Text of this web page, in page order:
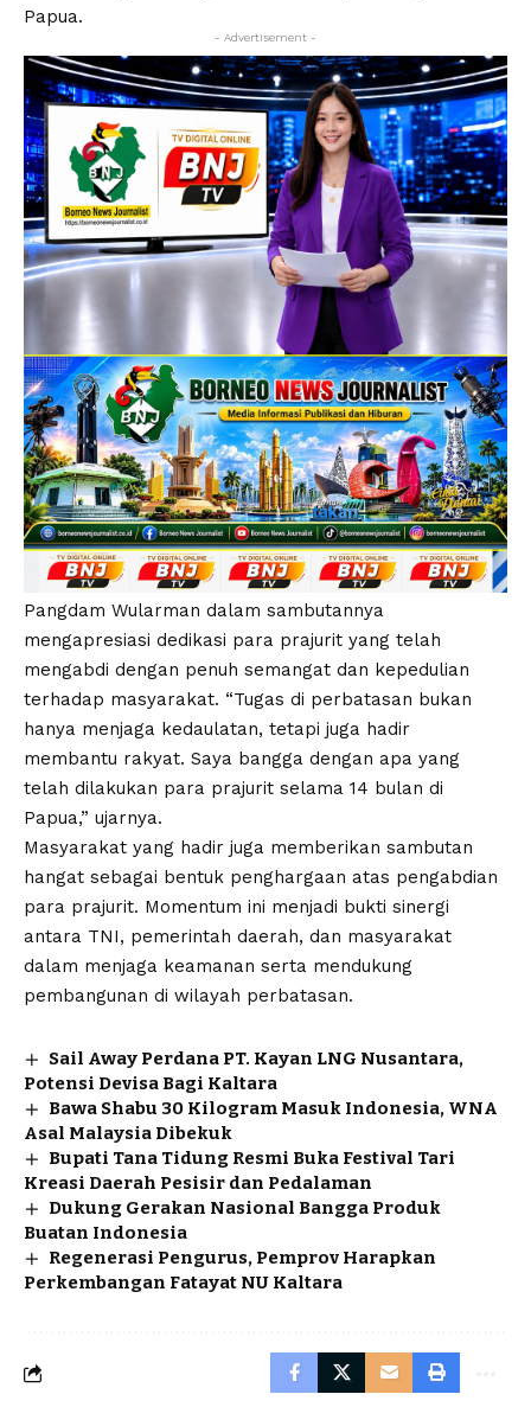
Papua.
- Advertisement -
Pangdam Wularman dalam sambutannya
mengapresiasi dedikasi para prajurit yang telah
mengabdi dengan penuh semangat dan kepedulian
terhadap masyarakat. “Tugas di perbatasan bukan
hanya menjaga kedaulatan, tetapi juga hadir
membantu rakyat. Saya bangga dengan apa yang
telah dilakukan para prajurit selama 14 bulan di
Papua,” ujarnya.
Masyarakat yang hadir juga memberikan sambutan
hangat sebagai bentuk penghargaan atas pengabdian
para prajurit. Momentum ini menjadi bukti sinergi
antara TNI, pemerintah daerah, dan masyarakat
dalam menjaga keamanan serta mendukung
pembangunan di wilayah perbatasan.
Sail Away Perdana PT. Kayan LNG Nusantara,
Potensi Devisa Bagi Kaltara
Bawa Shabu 30 Kilogram Masuk Indonesia, WNA
Asal Malaysia Dibekuk
Bupati Tana Tidung Resmi Buka Festival Tari
Kreasi Daerah Pesisir dan Pedalaman
Dukung Gerakan Nasional Bangga Produk
Buatan Indonesia
Regenerasi Pengurus, Pemprov Harapkan
Perkembangan Fatayat NU Kaltara